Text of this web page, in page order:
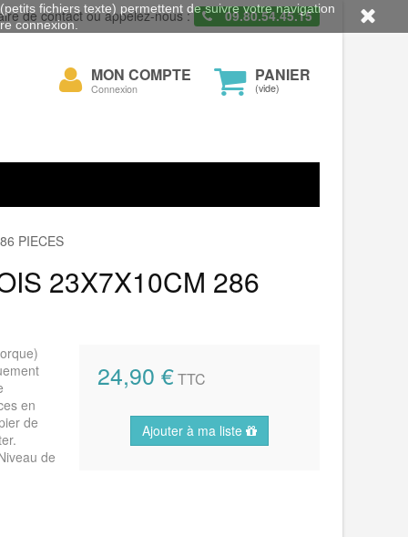
de contact ou appelez-nous : 09.80.54.45.15
PANIER
(vide)
Mon
compte
MON COMPTE
Connexion
PIECES
23X7X10CM 286
24,90 €TTC
Ajouter à ma liste
en
de
de
fichiers texte) permettent de suivre votre navigation
connexion.